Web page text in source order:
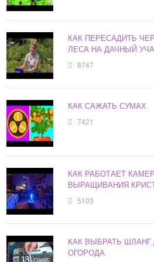
КАК ПЕРЕСАДИТЬ
ЛЕСА НА ДАЧНЫЙ
8747
КАК САЖАТЬ СУМАХ
7421
КАК РАБОТАЕТ
ВЫРАЩИВАНИЯ
5103
КАК ВЫБРАТЬ
ОГОРОДА